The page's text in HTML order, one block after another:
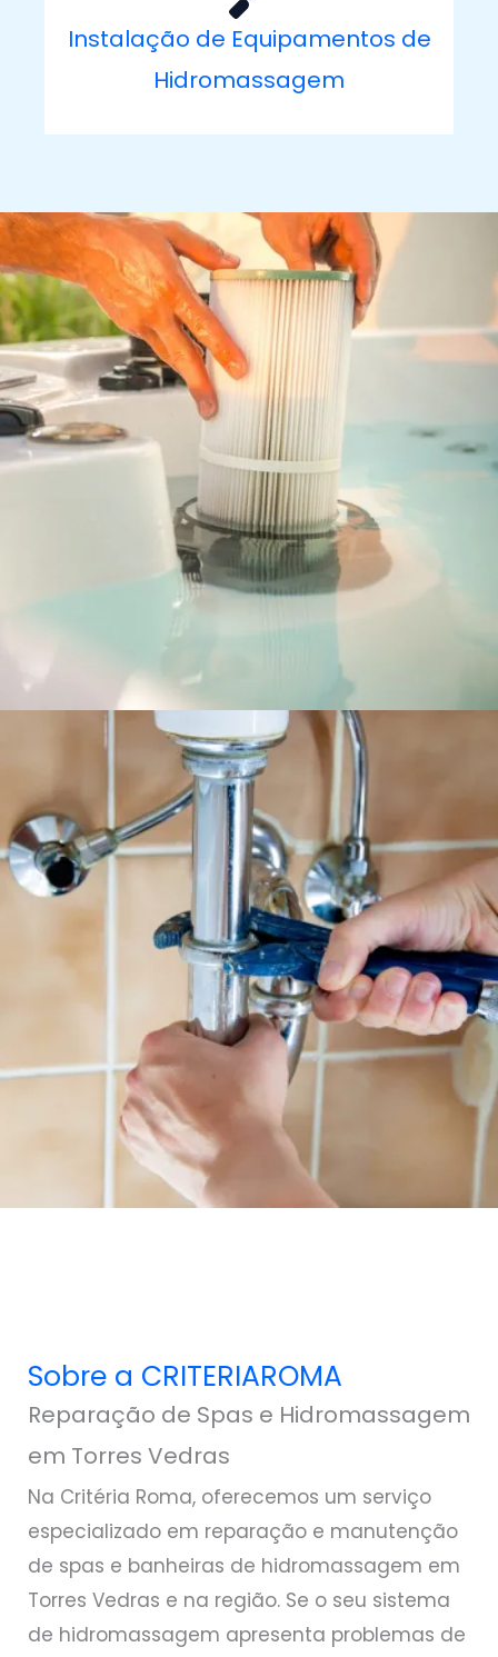
Instalação de Equipamentos de
Hidromassagem
Sobre a CRITERIAROMA
Reparação de Spas e Hidromassagem
em Torres Vedras
Na Critéria Roma, oferecemos um serviço
especializado em reparação e manutenção
de spas e banheiras de hidromassagem em
Torres Vedras e na região. Se o seu sistema
de hidromassagem apresenta problemas de